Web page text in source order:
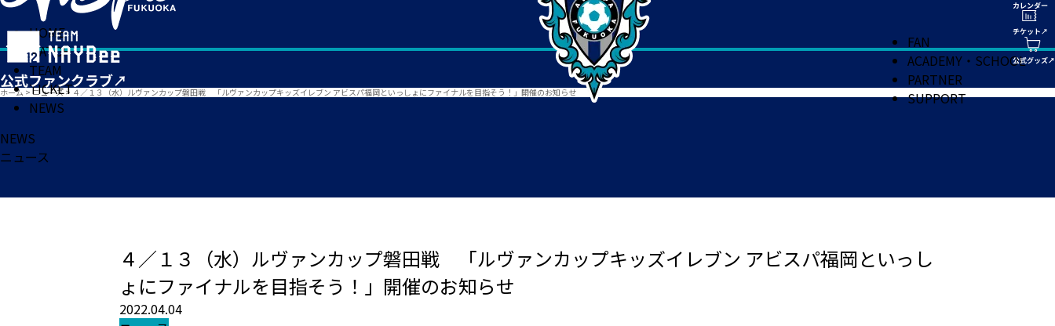
HOME
MATCH
TEAM
TICKET
NEWS
FAN
ACADEMY・SCHOOL
PARTNER
SUPPORT
ホーム > ニュース> ４／１３（水）ルヴァンカップ磐田戦 「ルヴァンカップキッズイレブン アビスパ福岡といっしょにファイナルを目指そう！」開催のお知らせ
NEWS
ニュース
４／１３（水）ルヴァンカップ磐田戦 「ルヴァンカップキッズイレブン アビスパ福岡といっし
ょにファイナルを目指そう！」開催のお知らせ
2022.04.04